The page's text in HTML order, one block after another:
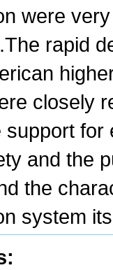
were
rapid
closely
support for
and the
the
system